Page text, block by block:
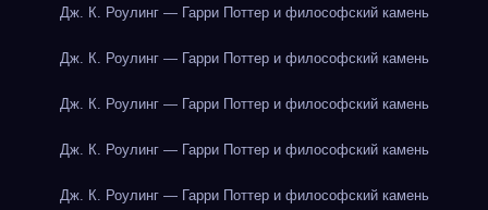
Дж. К. Роулинг — Гарри Поттер и философский камень
Дж. К. Роулинг — Гарри Поттер и философский камень
Дж. К. Роулинг — Гарри Поттер и философский камень
Дж. К. Роулинг — Гарри Поттер и философский камень
Дж. К. Роулинг — Гарри Поттер и философский камень